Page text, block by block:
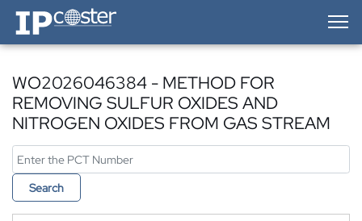
IP-Coster — Home
WO2026046384 - METHOD FOR
REMOVING SULFUR OXIDES AND
NITROGEN OXIDES FROM GAS STREAM
Search